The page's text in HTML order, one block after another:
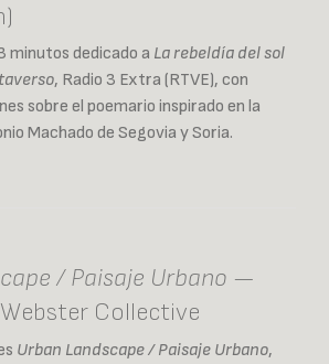
minutos dedicado a La rebeldía del sol
, Radio 3 Extra (RTVE), con
sobre el poemario inspirado en la
Machado de Segovia y Soria.
/ Paisaje Urbano —
Collective
Urban Landscape / Paisaje Urbano,